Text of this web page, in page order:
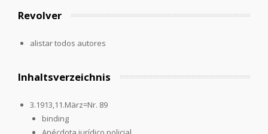
Revolver
alistar todos autores
Inhaltsverzeichnis
3.1913,11.März=Nr. 89
binding